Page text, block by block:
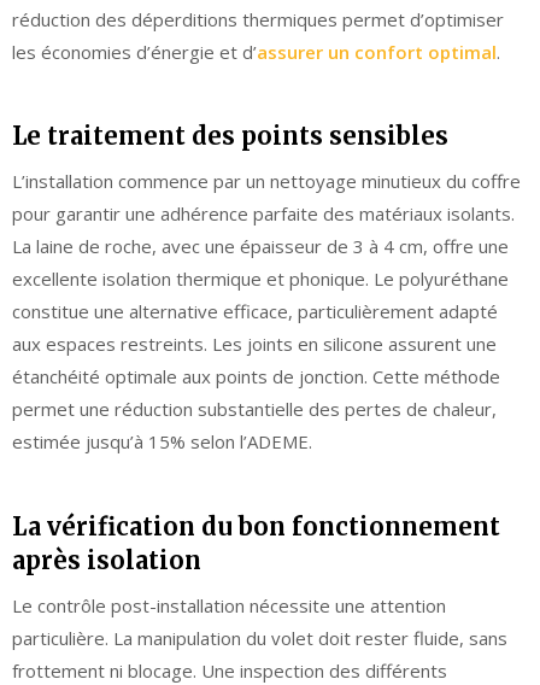
réduction des déperditions thermiques permet d’optimiser
les économies d’énergie et d’assurer un confort optimal.
Le traitement des points sensibles
L’installation commence par un nettoyage minutieux du coffre
pour garantir une adhérence parfaite des matériaux isolants.
La laine de roche, avec une épaisseur de 3 à 4 cm, offre une
excellente isolation thermique et phonique. Le polyuréthane
constitue une alternative efficace, particulièrement adapté
aux espaces restreints. Les joints en silicone assurent une
étanchéité optimale aux points de jonction. Cette méthode
permet une réduction substantielle des pertes de chaleur,
estimée jusqu’à 15% selon l’ADEME.
La vérification du bon fonctionnement
après isolation
Le contrôle post-installation nécessite une attention
particulière. La manipulation du volet doit rester fluide, sans
frottement ni blocage. Une inspection des différents